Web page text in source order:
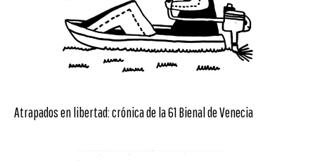
Atrapados en libertad: crónica de la 61 Bienal de Venecia